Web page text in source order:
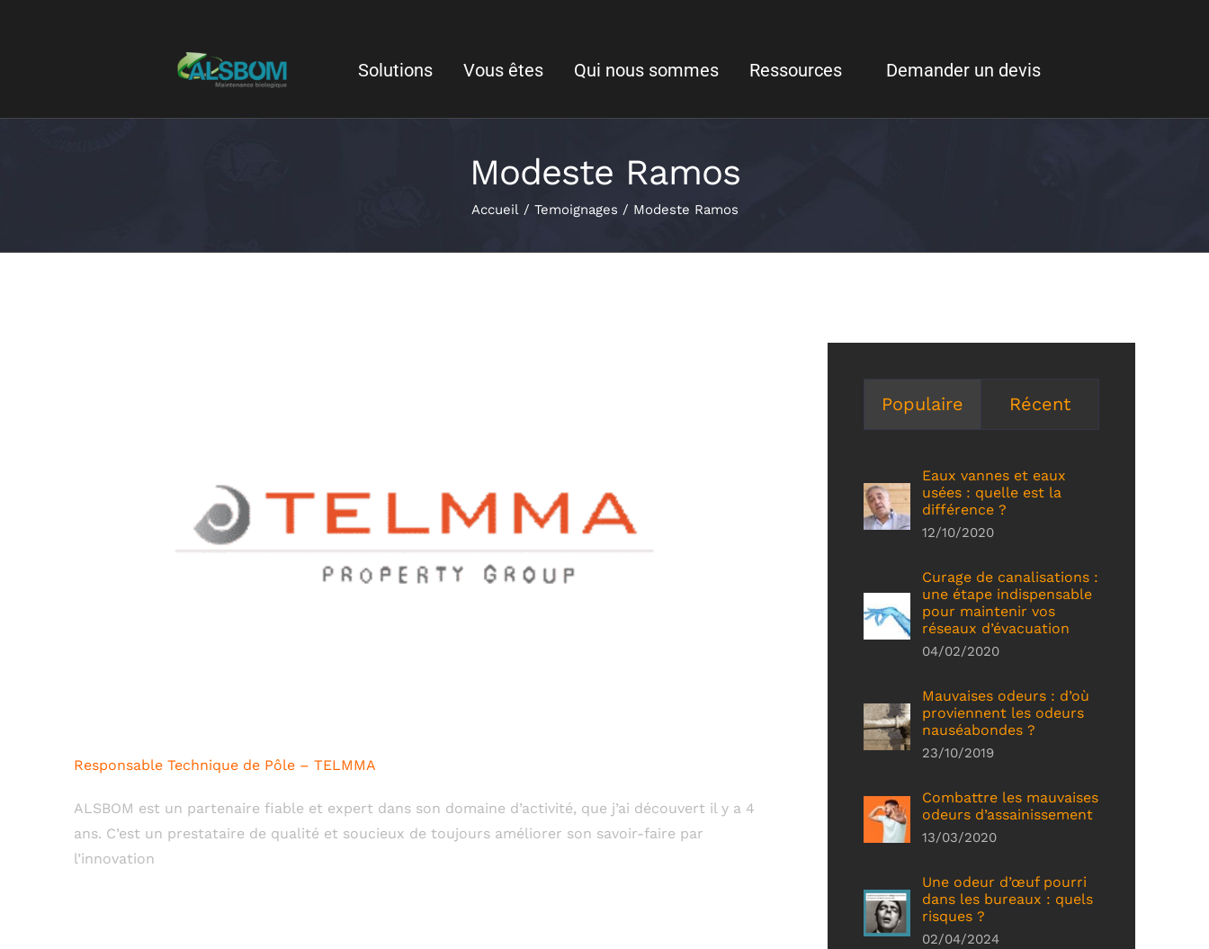
Solutions Vous êtes Qui nous sommes Ressources Demander un devis
Modeste Ramos
Accueil Temoignages Modeste Ramos
Responsable Technique de Pôle – TELMMA
ALSBOM est un partenaire fiable et expert dans son domaine d’activité, que j’ai découvert il y a 4
ans. C’est un prestataire de qualité et soucieux de toujours améliorer son savoir-faire par
l’innovation
Populaire Récent
Eaux vannes et eaux
usées : quelle est la
différence ?
12/10/2020
Curage de canalisations :
une étape indispensable
pour maintenir vos
réseaux d’évacuation
04/02/2020
Mauvaises odeurs : d’où
proviennent les odeurs
nauséabondes ?
23/10/2019
Combattre les mauvaises
odeurs d’assainissement
13/03/2020
Une odeur d’œuf pourri
dans les bureaux : quels
risques ?
02/04/2024